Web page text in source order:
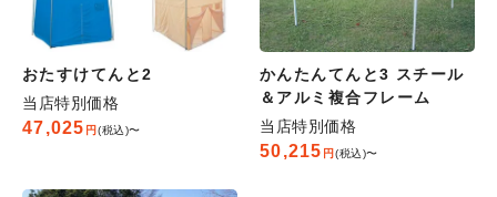
おたすけてんと2
当店特別価格
47,025 税込 〜
かんたんてんと3 スチール
＆アルミ複合フレーム
当店特別価格
50,215 税込 〜